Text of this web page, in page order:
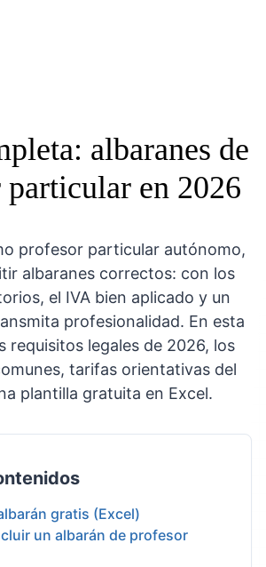
albaranes de
en 2026
profesor particular autónomo,
albaranes correctos: con los
el IVA bien aplicado y un
profesionalidad. En esta
requisitos legales de 2026, los
tarifas orientativas del
plantilla gratuita en Excel.
gratis (Excel)
un albarán de profesor